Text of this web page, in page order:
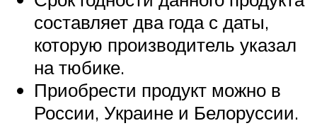
составляет два года с даты,
которую производитель указал
на тюбике.
Приобрести продукт можно в
России, Украине и Белоруссии.